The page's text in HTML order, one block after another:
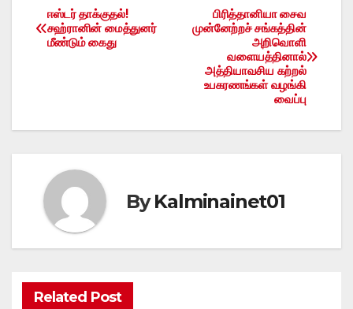
Post
navigation
பிரித்தானியா சைவ
முன்னேற்றச் சங்கத்தின்
அறிவொளி
வளையத்தினால்
அத்தியாவசிய கற்றல்
உபகரணங்கள் வழங்கி
வைப்பு
ஈஸ்டர் தாக்குதல்!
சஹ்ரானின் மைத்துனர்
மீண்டும் கைது
ByKalminainet01
Related Post